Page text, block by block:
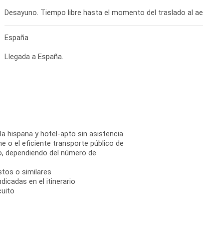
Desayuno. Tiempo libre hasta el momento del traslado al
España
Llegada a España.
hispana y hotel-apto sin asistencia
o el eficiente transporte público de
dependiendo del número de
o similares
en el itinerario